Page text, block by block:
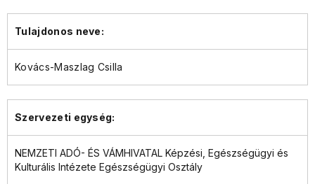
Tulajdonos neve:
Kovács-Maszlag Csilla
Szervezeti egység:
NEMZETI ADÓ- ÉS VÁMHIVATAL Képzési, Egészségügyi és
Kulturális Intézete Egészségügyi Osztály